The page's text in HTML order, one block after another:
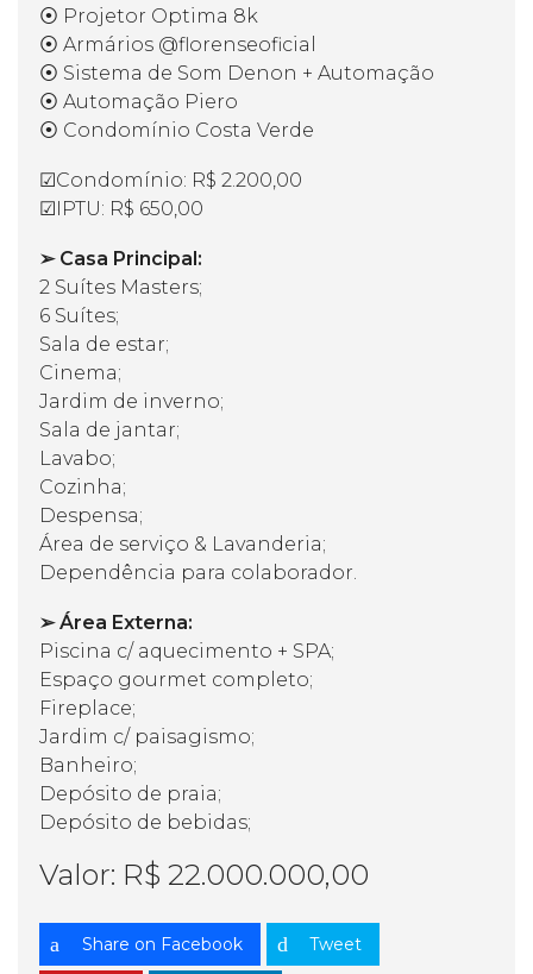
⦿ Projetor Optima 8k
⦿ Armários @florenseoficial
⦿ Sistema de Som Denon + Automação
⦿ Automação Piero
⦿ Condomínio Costa Verde
☑Condomínio: R$ 2.200,00
☑IPTU: R$ 650,00
➢ Casa Principal:
2 Suítes Masters;
6 Suítes;
Sala de estar;
Cinema;
Jardim de inverno;
Sala de jantar;
Lavabo;
Cozinha;
Despensa;
Área de serviço & Lavanderia;
Dependência para colaborador.
➢ Área Externa:
Piscina c/ aquecimento + SPA;
Espaço gourmet completo;
Fireplace;
Jardim c/ paisagismo;
Banheiro;
Depósito de praia;
Depósito de bebidas;
Valor: R$ 22.000.000,00
Share on Facebook Tweet